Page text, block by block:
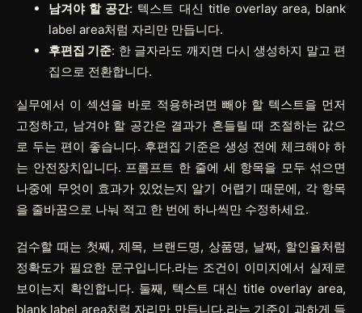
남겨야 할 공간: 텍스트 대신 title overlay area, blank
label area처럼 자리만 만듭니다.
후편집 기준: 한 글자라도 깨지면 다시 생성하지 말고 편
집으로 전환합니다.
실무에서 이 섹션을 바로 적용하려면 빼야 할 텍스트을 먼저
고정하고, 남겨야 할 공간은 결과가 흔들릴 때 조절하는 값으
로 두는 편이 좋습니다. 후편집 기준은 생성 전에 체크해야 하
는 안전장치입니다. 프롬프트 한 줄에 세 항목을 모두 섞으면
나중에 무엇이 효과가 있었는지 알기 어렵기 때문에, 각 항목
을 줄바꿈으로 나눠 적고 한 번에 하나씩만 수정하세요.
검수할 때는 첫째, 제목, 브랜드명, 상품명, 날짜, 할인율처럼
정확도가 필요한 문구입니다.라는 조건이 이미지에서 실제로
보이는지 확인합니다. 둘째, 텍스트 대신 title overlay area,
blank label area처럼 자리만 만듭니다.라는 기준이 과하게 들